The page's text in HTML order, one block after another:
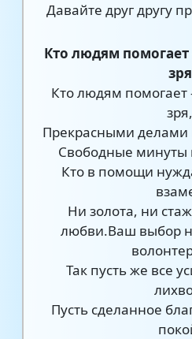
Давайте друг другу
Кто людям помогает
зря
Кто людям помогает
зря,
Прекрасными делами
Свободные минуты
Кто в помощи
Ни золота, ни
любви.Ваш выбор
Так пусть же все
Пусть сделанное